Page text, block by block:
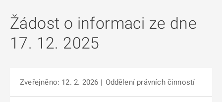
Žádost o informaci ze dne
17. 12. 2025
Zveřejněno: 12. 2. 2026 | Oddělení právních činností